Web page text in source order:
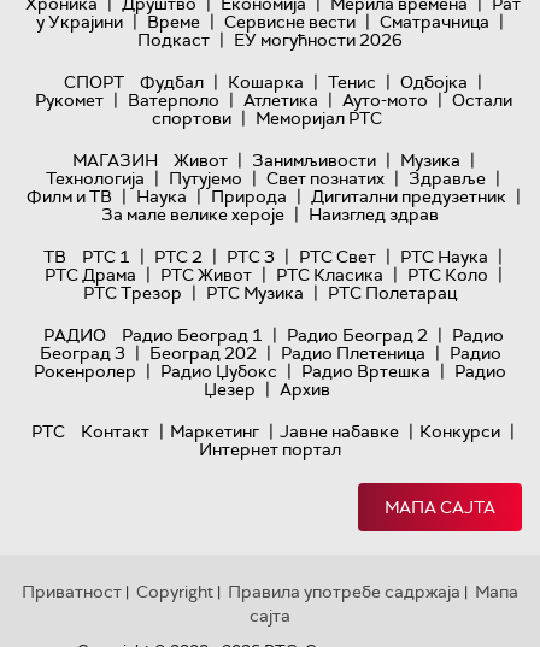
у Украјини | Време | Сервисне вести | Сматрачница |
Подкаст | ЕУ могућности 2026
СПОРТ
Фудбал | Кошарка | Тенис | Одбојка |
Рукомет | Ватерполо | Атлетика | Ауто-мото | Остали
спортови | Меморијал РТС
МАГАЗИН
Живот | Занимљивости | Музика |
Технологијa | Путујемо | Свет познатих | Здравље |
Филм и ТВ | Наука | Природа | Дигитални предузетник |
За мале велике хероје | Наизглед здрав
ТВ
РТС 1 | РТС 2 | РТС 3 | РТС Свет | РТС Наука |
РТС Драма | РТС Живот | РТС Класика | РТС Коло |
РТС Трезор | РТС Музика | РТС Полетарац
РАДИО
Радио Београд 1 | Радио Београд 2 | Радио
Београд 3 | Београд 202 | Радио Плетеница | Радио
Рокенролер | Радио Џубокс | Радио Вртешка | Радио
Џезер | Архив
РТС
Контакт | Маркетинг | Јавне набавке | Конкурси |
Интернет портал
МАПА САЈТА
Приватност | Copyright | Правила употребе садржаја | Мапа
сајта